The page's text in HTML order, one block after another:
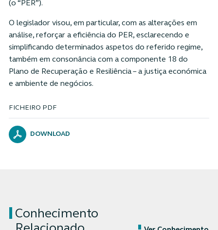
FICHEIRO PDF
DOWNLOAD
(o “PER”).
O legislador visou, em particular, com as alterações em
análise, reforçar a eficiência do PER, esclarecendo e
simplificando determinados aspetos do referido regime,
também em consonância com a componente 18 do
Plano de Recuperação e Resiliência – a justiça económica
e ambiente de negócios.
Conhecimento